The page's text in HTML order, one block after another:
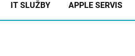
IT SLUŽBY APPLE SERVIS